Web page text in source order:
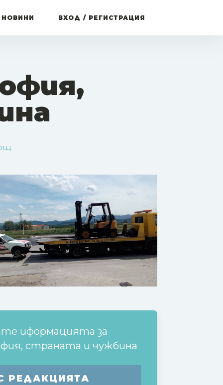
НОВИНИ ВХОД / РЕГИСТРАЦИЯ
иформацията за
страната и чужбина
РЕДАКЦИЯТА